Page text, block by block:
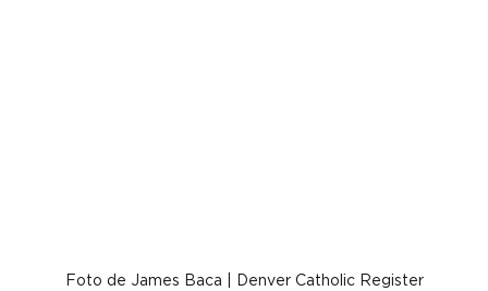
Foto de James Baca | Denver Catholic Register